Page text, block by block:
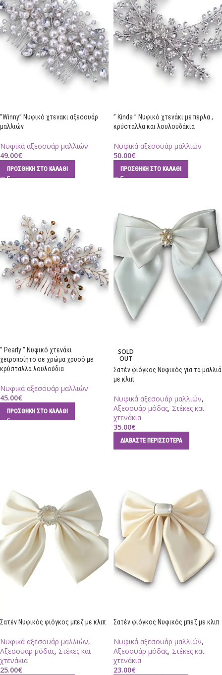
”Winny” Νυφικό χτενακι αξεσουάρ
μαλλιών
Νυφικά αξεσουάρ μαλλιών
49.00€
ΠΡΟΣΘΉΚΗ ΣΤΟ ΚΑΛΆΘΙ
” Kinda ” Νυφικό χτενάκι με πέρλα ,
κρύσταλλα και λουλουδάκια
Νυφικά αξεσουάρ μαλλιών
50.00€
ΠΡΟΣΘΉΚΗ ΣΤΟ ΚΑΛΆΘΙ
” Pearly ” Νυφικό χτενάκι
χειροποίητο σε χρώμα χρυσό με
κρύσταλλα λουλούδια
Νυφικά αξεσουάρ μαλλιών
45.00€
ΠΡΟΣΘΉΚΗ ΣΤΟ ΚΑΛΆΘΙ
SOLD
OUT
Σατέν φιόγκος Νυφικός για τα μαλλιά
με κλιπ
Νυφικά αξεσουάρ μαλλιών,
Αξεσουάρ μόδας, Στέκες και
χτενάκια
35.00€
ΔΙΑΒΆΣΤΕ ΠΕΡΙΣΣΌΤΕΡΑ
Σατέν Νυφικός φιόγκος μπεζ με κλιπ
Νυφικά αξεσουάρ μαλλιών,
Αξεσουάρ μόδας, Στέκες και
χτενάκια
25.00€
Σατέν φιόγκος Νυφικός μπεζ με κλιπ
Νυφικά αξεσουάρ μαλλιών,
Αξεσουάρ μόδας, Στέκες και
χτενάκια
23.00€